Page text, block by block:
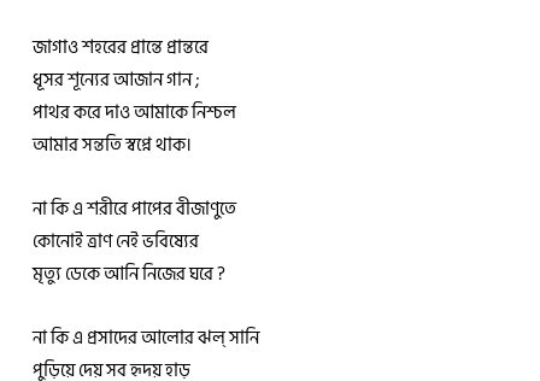
জাগাও শহরের প্রান্তে প্রান্তরে
ধূসর শূন্যের আজান গান ;
পাথর করে দাও আমাকে নিশ্চল
আমার সন্ততি স্বপ্নে থাক।
না কি এ শরীরে পাপের বীজাণুতে
কোনোই ত্রাণ নেই ভবিষ্যের
মৃত্যু ডেকে আনি নিজের ঘরে ?
না কি এ প্রসাদের আলোর ঝল্ সানি
পুড়িয়ে দেয় সব হৃদয় হাড়